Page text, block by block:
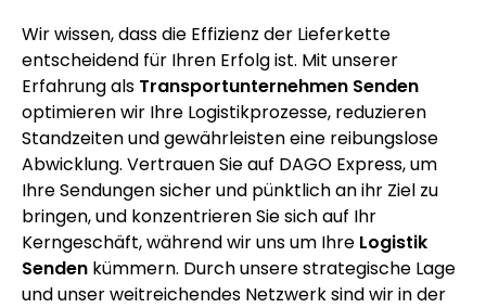
Wir wissen, dass die Effizienz der Lieferkette
entscheidend für Ihren Erfolg ist. Mit unserer
Erfahrung als Transportunternehmen Senden
optimieren wir Ihre Logistikprozesse, reduzieren
Standzeiten und gewährleisten eine reibungslose
Abwicklung. Vertrauen Sie auf DAGO Express, um
Ihre Sendungen sicher und pünktlich an ihr Ziel zu
bringen, und konzentrieren Sie sich auf Ihr
Kerngeschäft, während wir uns um Ihre Logistik
Senden kümmern. Durch unsere strategische Lage
und unser weitreichendes Netzwerk sind wir in der